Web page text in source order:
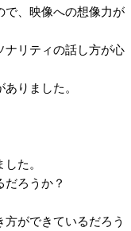
で、映像への想像力が
ナリティの話し方が心
りました。
た。
ろうか？
ができているだろう